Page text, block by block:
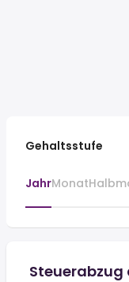
Gehaltsstufe
JahrMonat
Steuerabzug